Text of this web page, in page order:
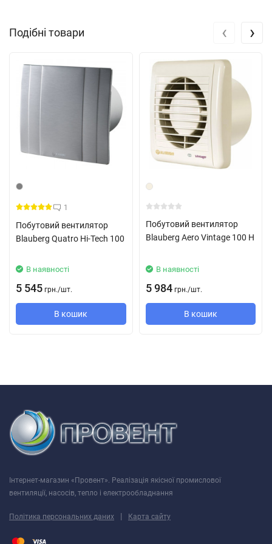
каналі певного діаметру, що дозволяє здійснювати йому
за допомогою звичайних кріпильних шурупів.
Подібні товари
1
Побутовий вентилятор
Blauberg Quatro Hi-Tech 100
В наявності
5 545 грн./шт.
В кошик
Побутовий вентилятор
Blauberg Aero Vintage 100 H
В наявності
5 984 грн./шт.
В кошик
‹ ›
Інтернет-магазин «Провент». Реалізація якісної промислової
вентиляції, насосів, тепло і електрообладнання
Політика персональних даних | Карта сайту